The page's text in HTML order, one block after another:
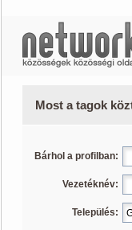
Most a tagok
Bárhol a profilban:
Vezetéknév:
Település: